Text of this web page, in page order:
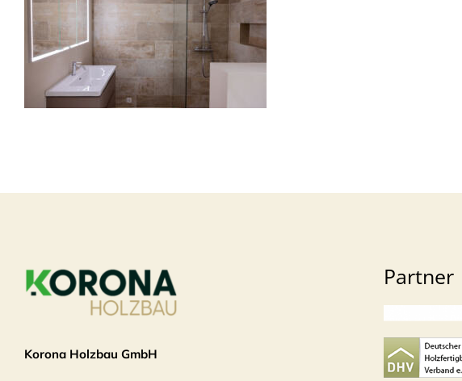
Korona Holzbau GmbH
Partner